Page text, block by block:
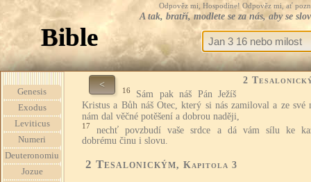
Odpověz mi, Hospodine! Odpověz mi, ať
A tak, bratří, modlete se za nás, aby se
Bible
Genesis
Exodus
Leviticus
Numeri
Deuteronomiu
Jozue
< 2
16
Sám pak náš Pán Ježíš
Kristus a Bůh náš Otec, který si nás zamiloval a ze své
nám dal věčné potěšení a dobrou naději,
17
nechť povzbudí vaše srdce a dá vám sílu ke
dobrému činu i slovu.
2 Tesalonickým, Kapitola 3